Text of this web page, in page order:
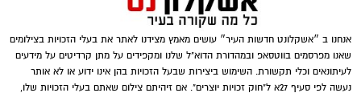
אנחנו ב ״אשקלונט חדשות העיר״ עושים מאמץ מצידנו לאתר את בעלי הזכויות בצילומים
שאנו מפרסמים בווטסאפ ובמהדורת הדוא"ל שלנו ומקפידים על מתן קרדיטים על מידעים
לעיתונאים וכלי תקשורת. השימוש ביצירות שבעל הזכויות בהן אינו ידוע או לא אותר
נעשה לפי סעיף 27א ל"חוק זכויות יוצרים". אם זיהיתם צילום שאתם בעלי הזכויות שלו,